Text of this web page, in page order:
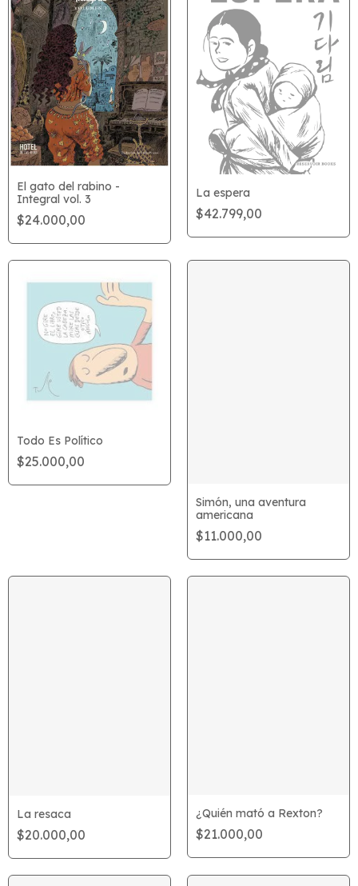
El gato del rabino -
Integral vol. 3
$24.000,00
La espera
$42.799,00
Todo Es Político
$25.000,00
Simón, una aventura
americana
$11.000,00
La resaca
$20.000,00
¿Quién mató a Rexton?
$21.000,00